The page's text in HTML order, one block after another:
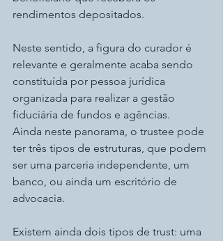
rendimentos depositados.
Neste sentido, a figura do curador é
relevante e geralmente acaba sendo
constituída por pessoa jurídica
organizada para realizar a gestão
fiduciária de fundos e agências.
Ainda neste panorama, o trustee pode
ter três tipos de estruturas, que podem
ser uma parceria independente, um
banco, ou ainda um escritório de
advocacia.
Existem ainda dois tipos de trust: uma